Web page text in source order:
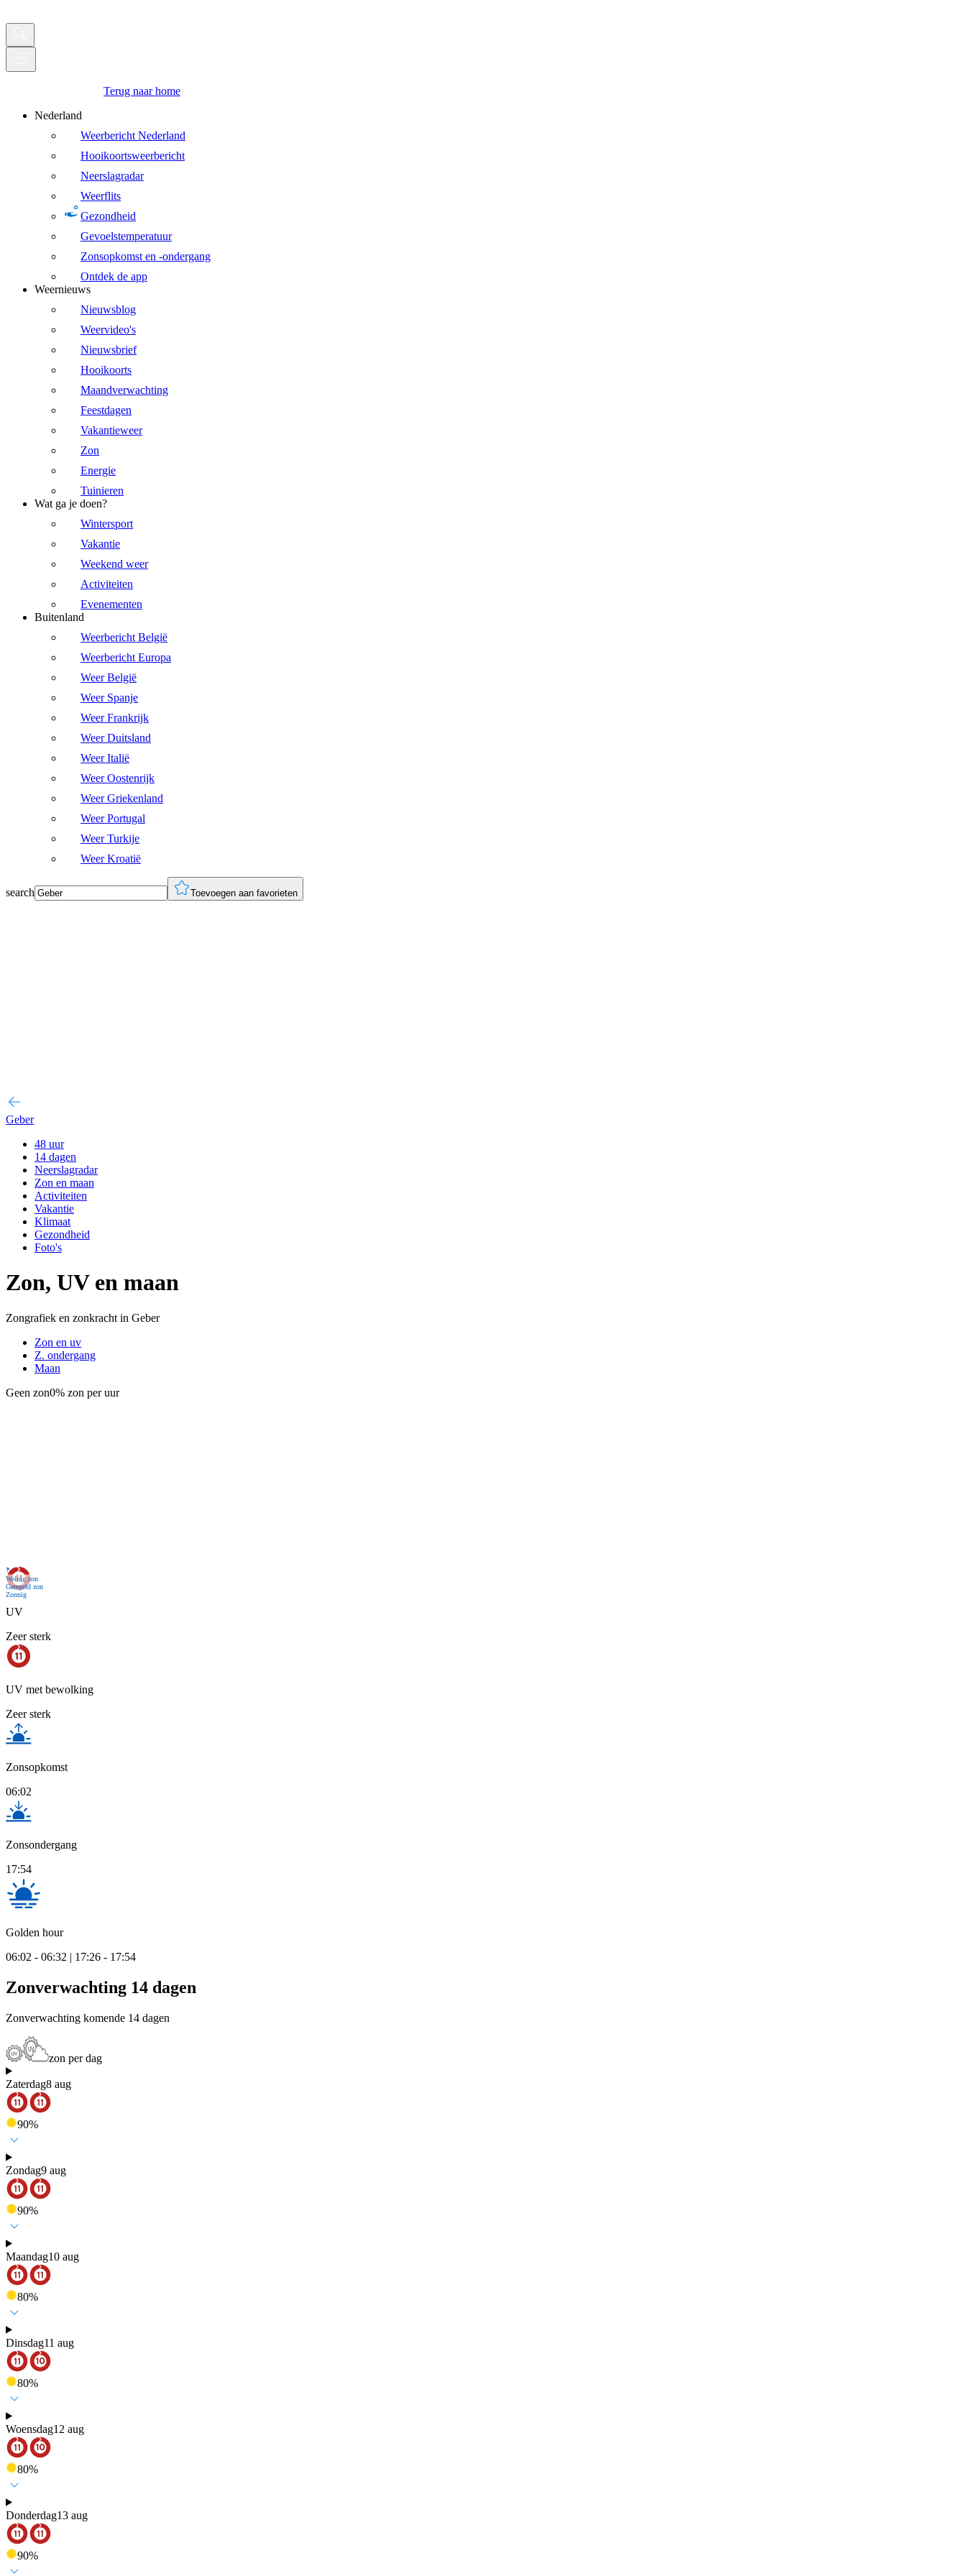
Terug naar home
Nederland
Weerbericht Nederland
Hooikoortsweerbericht
Neerslagradar
Weerflits
Gezondheid
Gevoelstemperatuur
Zonsopkomst en -ondergang
Ontdek de app
Weernieuws
Nieuwsblog
Weervideo's
Nieuwsbrief
Hooikoorts
Maandverwachting
Feestdagen
Vakantieweer
Zon
Energie
Tuinieren
Wat ga je doen?
Wintersport
Vakantie
Weekend weer
Activiteiten
Evenementen
Buitenland
Weerbericht België
Weerbericht Europa
Weer België
Weer Spanje
Weer Frankrijk
Weer Duitsland
Weer Italië
Weer Oostenrijk
Weer Griekenland
Weer Portugal
Weer Turkije
Weer Kroatië
search Toevoegen aan favorieten
Geber
48 uur
14 dagen
Neerslagradar
Zon en maan
Activiteiten
Vakantie
Klimaat
Gezondheid
Foto's
Zon, UV en maan
Zongrafiek en zonkracht in Geber
Zon en uv
Z. ondergang
Maan
Geen zon0% zon per uur
Nu
Weinig zon
Geregeld zon
Zonnig
UV
Zeer sterk
UV met bewolking
Zeer sterk
Zonsopkomst
06:02
Zonsondergang
17:54
Golden hour
06:02 - 06:32 | 17:26 - 17:54
Zonverwachting 14 dagen
Zonverwachting komende 14 dagen
zon per dag
Zaterdag8 aug
90%
Zondag9 aug
90%
Maandag10 aug
80%
Dinsdag11 aug
80%
Woensdag12 aug
80%
Donderdag13 aug
90%